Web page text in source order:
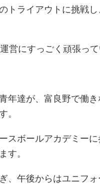
トライアウトに挑戦
営にすっごく頑張って
年達が、富良野で働
。
スボールアカデミー
す。
、午後からはユニフ